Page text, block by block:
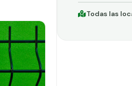
Todas las